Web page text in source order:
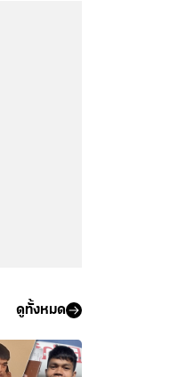
ดูทั้งหมด